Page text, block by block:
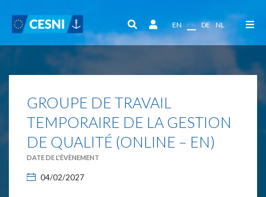
EN FR DE NL
GROUPE DE TRAVAIL
TEMPORAIRE DE LA GESTION
DE QUALITÉ (ONLINE – EN)
DATE DE L'ÉVÈNEMENT
04/02/2027